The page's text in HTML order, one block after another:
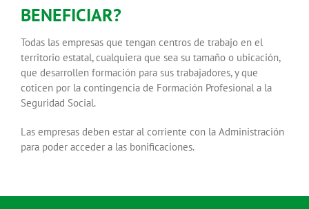
BENEFICIAR?
Todas las empresas que tengan centros de trabajo en el
territorio estatal, cualquiera que sea su tamaño o ubicación,
que desarrollen formación para sus trabajadores, y que
coticen por la contingencia de Formación Profesional a la
Seguridad Social.
Las empresas deben estar al corriente con la Administración
para poder acceder a las bonificaciones.